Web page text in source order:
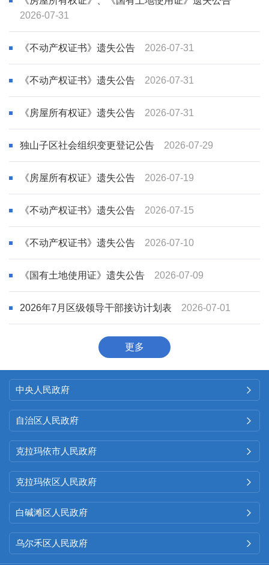
2026-07-31
《不动产权证书》遗失公告 2026-07-31
《不动产权证书》遗失公告 2026-07-31
《房屋所有权证》遗失公告 2026-07-31
独山子区社会组织变更登记公告 2026-07-29
《房屋所有权证》遗失公告 2026-07-19
《不动产权证书》遗失公告 2026-07-15
《不动产权证书》遗失公告 2026-07-10
《国有土地使用证》遗失公告 2026-07-09
2026年7月区级领导干部接访计划表 2026-07-01
更多
中央人民政府 
自治区人民政府 
克拉玛依市人民政府 
克拉玛依区人民政府 
白碱滩区人民政府 
乌尔禾区人民政府 